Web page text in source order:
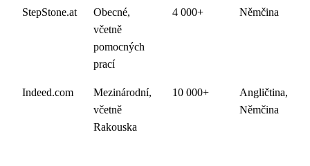
StepStone.at
Obecné,
včetně
pomocných
prací
4 000+ Němčina
Indeed.com
Mezinárodní,
včetně
Rakouska
10 000+
Angličtina,
Němčina